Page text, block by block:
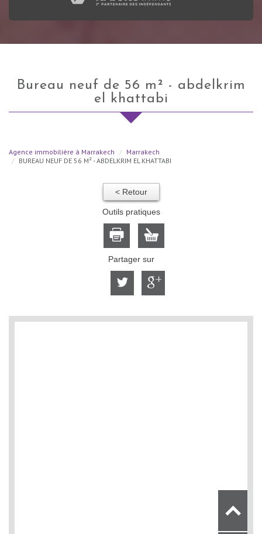
bureau neuf de 56 m² - abdelkrim
el khattabi
Agence immobilière à Marrakech
Marrakech
BUREAU NEUF DE 56 M² - ABDELKRIM EL KHATTABI
< Retour
Outils pratiques
Partager sur